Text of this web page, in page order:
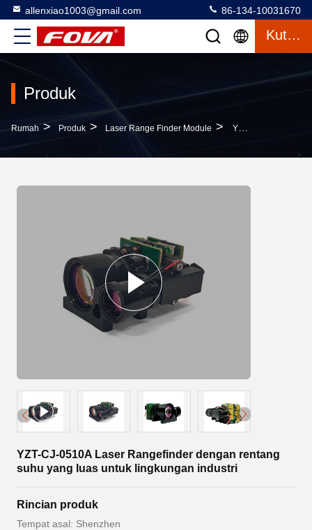
allenxiao1003@gmail.com 86-134-10031670
Kutipan
Produk
Rumah > Produk > Laser Range Finder Module > YZT-CJ-0510A Laser Rangefinder Dengan Rentang Suhu Yang Luas Untuk Lingkungan Industri
YZT-CJ-0510A Laser Rangefinder dengan rentang
suhu yang luas untuk lingkungan industri
Rincian produk
Tempat asal: Shenzhen